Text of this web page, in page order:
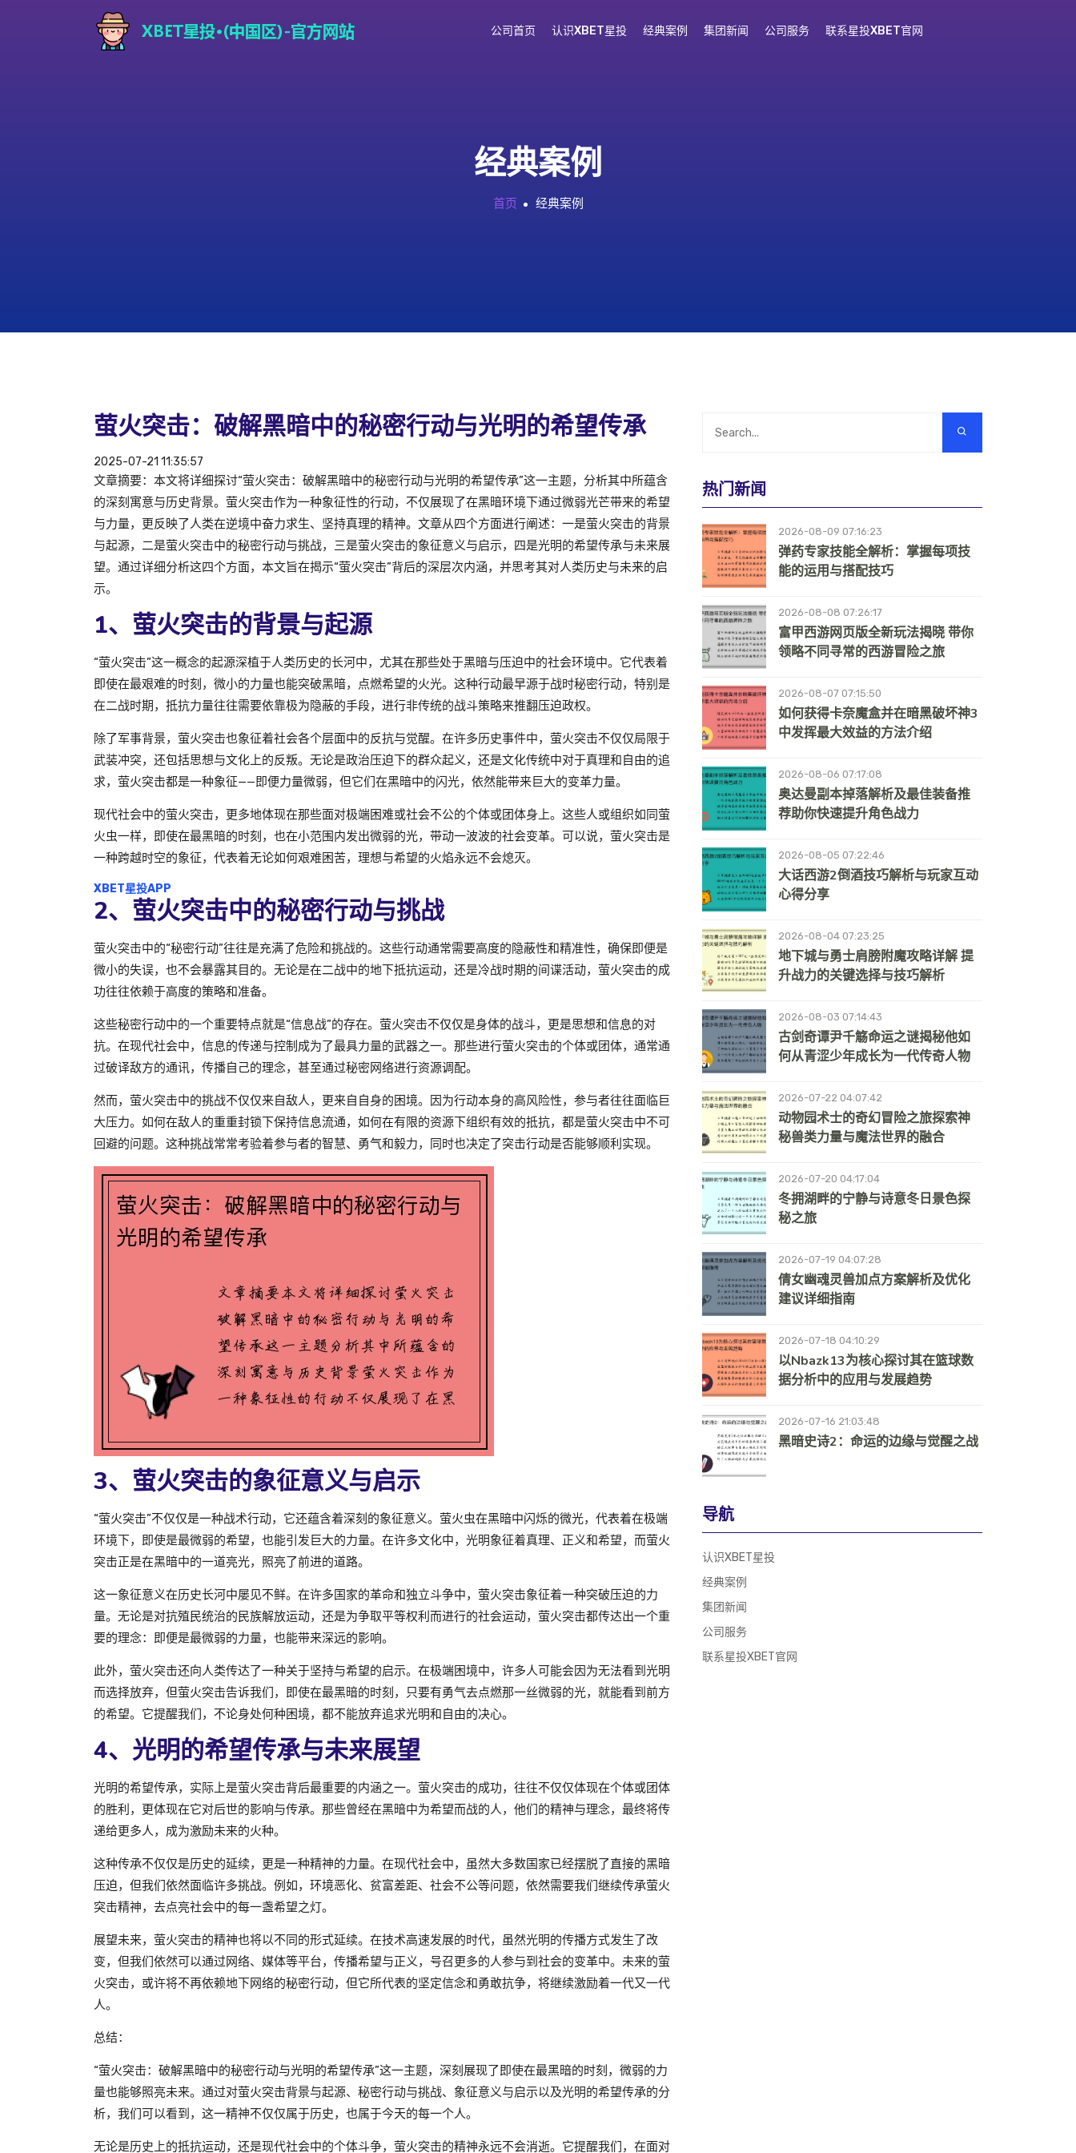
公司首页 认识XBET星投 经典案例 集团新闻 公司服务 联系星投XBET官网
经典案例
首页 经典案例
萤火突击：破解黑暗中的秘密行动与光明的希望传承
2025-07-21 11:35:57
文章摘要：本文将详细探讨“萤火突击：破解黑暗中的秘密行动与光明的希望传承”这一主题，分析其中所蕴含
的深刻寓意与历史背景。萤火突击作为一种象征性的行动，不仅展现了在黑暗环境下通过微弱光芒带来的希望
与力量，更反映了人类在逆境中奋力求生、坚持真理的精神。文章从四个方面进行阐述：一是萤火突击的背景
与起源，二是萤火突击中的秘密行动与挑战，三是萤火突击的象征意义与启示，四是光明的希望传承与未来展
望。通过详细分析这四个方面，本文旨在揭示“萤火突击”背后的深层次内涵，并思考其对人类历史与未来的启
示。
1、萤火突击的背景与起源
“萤火突击”这一概念的起源深植于人类历史的长河中，尤其在那些处于黑暗与压迫中的社会环境中。它代表着
即使在最艰难的时刻，微小的力量也能突破黑暗，点燃希望的火光。这种行动最早源于战时秘密行动，特别是
在二战时期，抵抗力量往往需要依靠极为隐蔽的手段，进行非传统的战斗策略来推翻压迫政权。
除了军事背景，萤火突击也象征着社会各个层面中的反抗与觉醒。在许多历史事件中，萤火突击不仅仅局限于
武装冲突，还包括思想与文化上的反叛。无论是政治压迫下的群众起义，还是文化传统中对于真理和自由的追
求，萤火突击都是一种象征——即便力量微弱，但它们在黑暗中的闪光，依然能带来巨大的变革力量。
现代社会中的萤火突击，更多地体现在那些面对极端困难或社会不公的个体或团体身上。这些人或组织如同萤
火虫一样，即使在最黑暗的时刻，也在小范围内发出微弱的光，带动一波波的社会变革。可以说，萤火突击是
一种跨越时空的象征，代表着无论如何艰难困苦，理想与希望的火焰永远不会熄灭。
XBET星投APP
2、萤火突击中的秘密行动与挑战
萤火突击中的“秘密行动”往往是充满了危险和挑战的。这些行动通常需要高度的隐蔽性和精准性，确保即便是
微小的失误，也不会暴露其目的。无论是在二战中的地下抵抗运动，还是冷战时期的间谍活动，萤火突击的成
功往往依赖于高度的策略和准备。
这些秘密行动中的一个重要特点就是“信息战”的存在。萤火突击不仅仅是身体的战斗，更是思想和信息的对
抗。在现代社会中，信息的传递与控制成为了最具力量的武器之一。那些进行萤火突击的个体或团体，通常通
过破译敌方的通讯，传播自己的理念，甚至通过秘密网络进行资源调配。
然而，萤火突击中的挑战不仅仅来自敌人，更来自自身的困境。因为行动本身的高风险性，参与者往往面临巨
大压力。如何在敌人的重重封锁下保持信息流通，如何在有限的资源下组织有效的抵抗，都是萤火突击中不可
回避的问题。这种挑战常常考验着参与者的智慧、勇气和毅力，同时也决定了突击行动是否能够顺利实现。
3、萤火突击的象征意义与启示
“萤火突击”不仅仅是一种战术行动，它还蕴含着深刻的象征意义。萤火虫在黑暗中闪烁的微光，代表着在极端
环境下，即使是最微弱的希望，也能引发巨大的力量。在许多文化中，光明象征着真理、正义和希望，而萤火
突击正是在黑暗中的一道亮光，照亮了前进的道路。
这一象征意义在历史长河中屡见不鲜。在许多国家的革命和独立斗争中，萤火突击象征着一种突破压迫的力
量。无论是对抗殖民统治的民族解放运动，还是为争取平等权利而进行的社会运动，萤火突击都传达出一个重
要的理念：即便是最微弱的力量，也能带来深远的影响。
此外，萤火突击还向人类传达了一种关于坚持与希望的启示。在极端困境中，许多人可能会因为无法看到光明
而选择放弃，但萤火突击告诉我们，即使在最黑暗的时刻，只要有勇气去点燃那一丝微弱的光，就能看到前方
的希望。它提醒我们，不论身处何种困境，都不能放弃追求光明和自由的决心。
4、光明的希望传承与未来展望
光明的希望传承，实际上是萤火突击背后最重要的内涵之一。萤火突击的成功，往往不仅仅体现在个体或团体
的胜利，更体现在它对后世的影响与传承。那些曾经在黑暗中为希望而战的人，他们的精神与理念，最终将传
递给更多人，成为激励未来的火种。
这种传承不仅仅是历史的延续，更是一种精神的力量。在现代社会中，虽然大多数国家已经摆脱了直接的黑暗
压迫，但我们依然面临许多挑战。例如，环境恶化、贫富差距、社会不公等问题，依然需要我们继续传承萤火
突击精神，去点亮社会中的每一盏希望之灯。
展望未来，萤火突击的精神也将以不同的形式延续。在技术高速发展的时代，虽然光明的传播方式发生了改
变，但我们依然可以通过网络、媒体等平台，传播希望与正义，号召更多的人参与到社会的变革中。未来的萤
火突击，或许将不再依赖地下网络的秘密行动，但它所代表的坚定信念和勇敢抗争，将继续激励着一代又一代
人。
总结：
“萤火突击：破解黑暗中的秘密行动与光明的希望传承”这一主题，深刻展现了即使在最黑暗的时刻，微弱的力
量也能够照亮未来。通过对萤火突击背景与起源、秘密行动与挑战、象征意义与启示以及光明的希望传承的分
析，我们可以看到，这一精神不仅仅属于历史，也属于今天的每一个人。
无论是历史上的抵抗运动，还是现代社会中的个体斗争，萤火突击的精神永远不会消逝。它提醒我们，在面对
热门新闻
2026-08-09 07:16:23
弹药专家技能全解析：掌握每项技
能的运用与搭配技巧
2026-08-08 07:26:17
富甲西游网页版全新玩法揭晓 带你
领略不同寻常的西游冒险之旅
2026-08-07 07:15:50
如何获得卡奈魔盒并在暗黑破坏神3
中发挥最大效益的方法介绍
2026-08-06 07:17:08
奥达曼副本掉落解析及最佳装备推
荐助你快速提升角色战力
2026-08-05 07:22:46
大话西游2倒酒技巧解析与玩家互动
心得分享
2026-08-04 07:23:25
地下城与勇士肩膀附魔攻略详解 提
升战力的关键选择与技巧解析
2026-08-03 07:14:43
古剑奇谭尹千觞命运之谜揭秘他如
何从青涩少年成长为一代传奇人物
2026-07-22 04:07:42
动物园术士的奇幻冒险之旅探索神
秘兽类力量与魔法世界的融合
2026-07-20 04:17:04
冬拥湖畔的宁静与诗意冬日景色探
秘之旅
2026-07-19 04:07:28
倩女幽魂灵兽加点方案解析及优化
建议详细指南
2026-07-18 04:10:29
以nbazk13为核心探讨其在篮球数
据分析中的应用与发展趋势
2026-07-16 21:03:48
黑暗史诗2：命运的边缘与觉醒之战
导航
认识XBET星投
经典案例
集团新闻
公司服务
联系星投XBET官网